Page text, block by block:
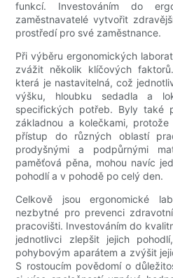
funkcí. Investováním do
zaměstnavatelé vytvořit
prostředí pro své zaměstnance.
Při výběru ergonomických
zvážit několik klíčových
která je nastavitelná, což
výšku, hloubku sedadla a
specifických potřeb. Byly také
základnou a kolečkami,
přístup do různých oblastí
prodyšnými a podpůrnými
paměťová pěna, mohou navíc
pohodlí a v pohodě po celý den.
Celkově jsou ergonomické
nezbytné pro prevenci
pracovišti. Investováním do
jednotlivci zlepšit jejich
pohybovým aparátem a zvýšit
S rostoucím povědomí o